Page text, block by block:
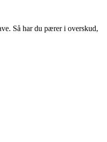
Så har du pærer i overskud,